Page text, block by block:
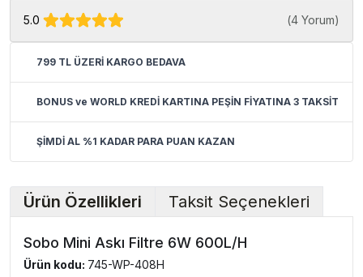
5.0 (4 Yorum)
799 TL ÜZERİ KARGO BEDAVA
BONUS ve WORLD KREDİ KARTINA PEŞİN FİYATINA 3 TAKSİT
ŞİMDİ AL %1 KADAR PARA PUAN KAZAN
Ürün Özellikleri Taksit Seçenekleri
Sobo Mini Askı Filtre 6W 600L/H
Ürün kodu: 745-WP-408H